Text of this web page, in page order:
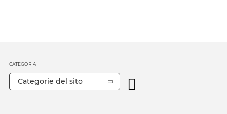
CATEGORIA
Categorie del sito